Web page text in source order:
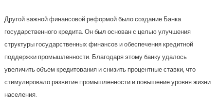
Другой важной финансовой реформой было создание Банка
государственного кредита. Он был основан с целью улучшения
структуры государственных финансов и обеспечения кредитной
поддержки промышленности. Благодаря этому банку удалось
увеличить объем кредитования и снизить процентные ставки, что
стимулировало развитие промышленности и повышение уровня жизни
населения.